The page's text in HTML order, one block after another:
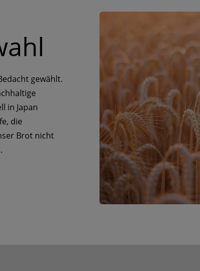
gewählt.
in Japan
die
Brot nicht